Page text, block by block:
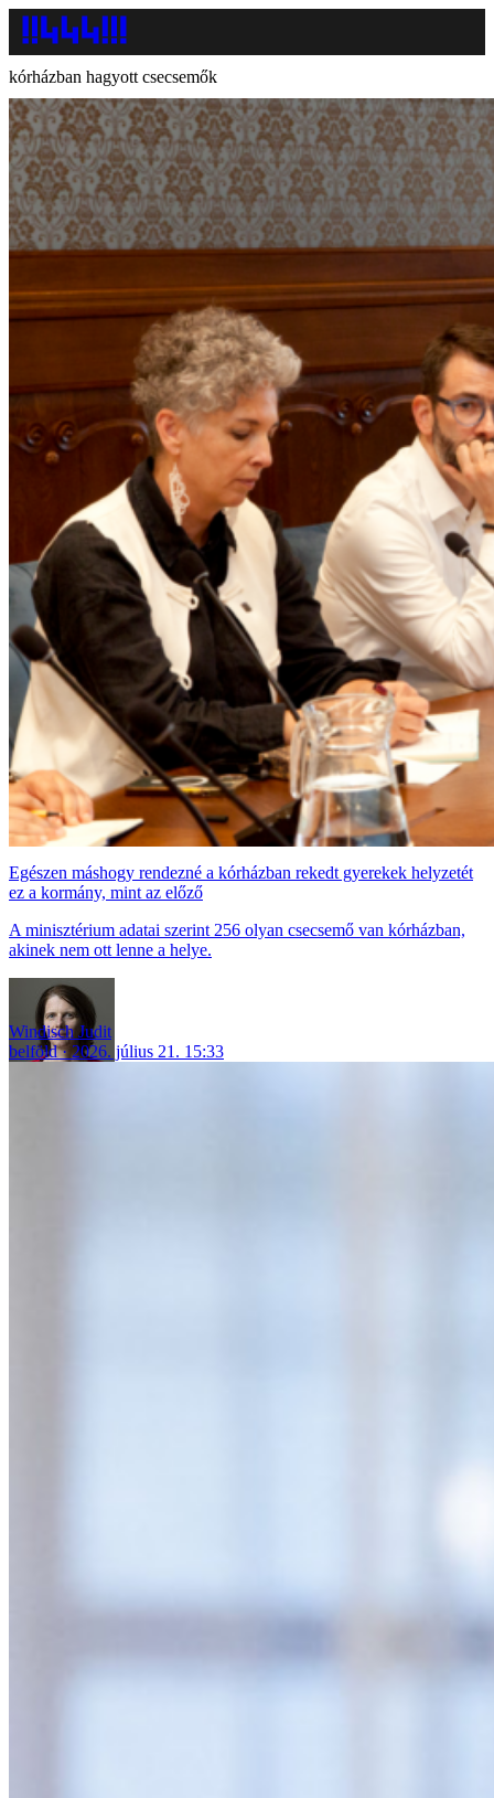
kórházban hagyott csecsemők
Egészen máshogy rendezné a kórházban rekedt gyerekek helyzetét
ez a kormány, mint az előző
A minisztérium adatai szerint 256 olyan csecsemő van kórházban,
akinek nem ott lenne a helye.
Windisch Judit
belföld
2026. július 21. 15:33